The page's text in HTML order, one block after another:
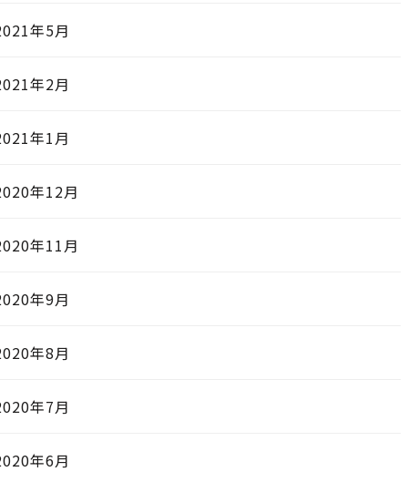
年5月
年2月
年1月
年12月
年11月
年9月
年8月
年7月
年6月